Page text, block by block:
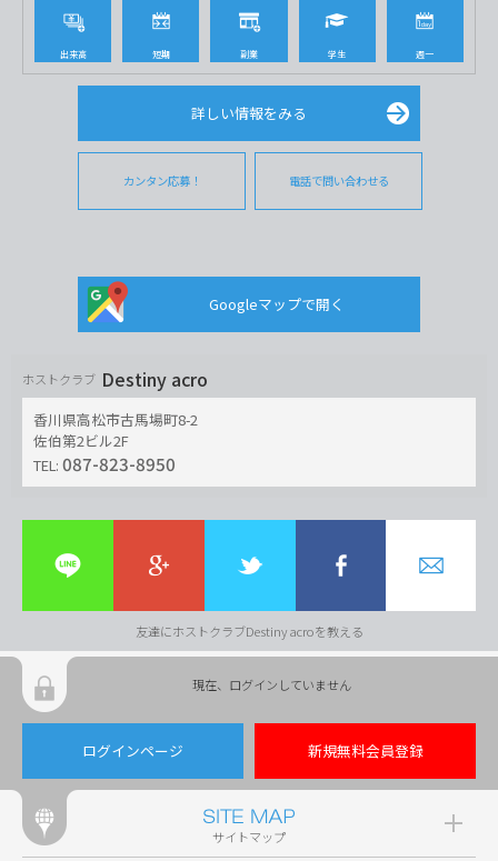
出来高 短期 副業 学生 週一
詳しい情報をみる
カンタン応募！ 電話で問い合わせる
Googleマップで開く
ホストクラブ Destiny acro
香川県高松市古馬場町8-2
佐伯第2ビル2F
TEL: 087-823-8950
友達にホストクラブDestiny acroを教える
現在、ログインしていません
ログインページ 新規無料会員登録
サイトマップ